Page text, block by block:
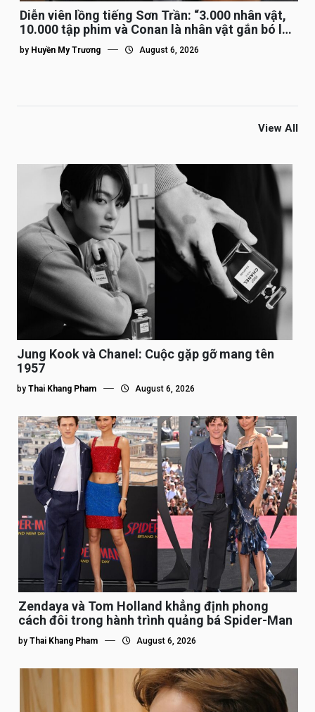
Diễn viên lồng tiếng Sơn Trần: “3.000 nhân vật,
10.000 tập phim và Conan là nhân vật gắn bó lâu
nhất”
by Huyền My Trương August 6, 2026
View All
Jung Kook và Chanel: Cuộc gặp gỡ mang tên
1957
by Thai Khang Pham August 6, 2026
Zendaya và Tom Holland khẳng định phong
cách đôi trong hành trình quảng bá Spider-Man
by Thai Khang Pham August 6, 2026